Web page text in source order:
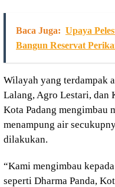
Baca Juga: Upaya
Bangun Reservat
Wilayah yang terdampak
Lalang, Agro Lestari, dan
Kota Padang mengimbau
menampung air
dilakukan.
“Kami mengimbau
seperti Dharma Panda,